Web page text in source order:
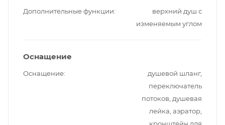
Дополнительные функции
верхний душ с
изменяемым углом
Оснащение
Оснащение
душевой шланг,
переключатель
потоков, душевая
лейка, аэратор,
кронштейн для